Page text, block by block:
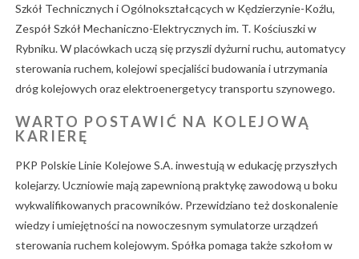
Szkół Technicznych i Ogólnokształcących w Kędzierzynie-Koźlu,
Zespół Szkół Mechaniczno-Elektrycznych im. T. Kościuszki w
Rybniku. W placówkach uczą się przyszli dyżurni ruchu, automatycy
sterowania ruchem, kolejowi specjaliści budowania i utrzymania
dróg kolejowych oraz elektroenergetycy transportu szynowego.
WARTO POSTAWIĆ NA KOLEJOWĄ
KARIERĘ
PKP Polskie Linie Kolejowe S.A. inwestują w edukację przyszłych
kolejarzy. Uczniowie mają zapewnioną praktykę zawodową u boku
wykwalifikowanych pracowników. Przewidziano też doskonalenie
wiedzy i umiejętności na nowoczesnym symulatorze urządzeń
sterowania ruchem kolejowym. Spółka pomaga także szkołom w